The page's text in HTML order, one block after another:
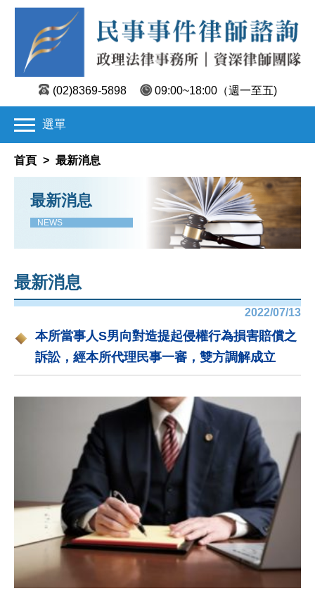
(02)8369-5898 09:00~18:00 （週一至五)
選單
首頁 > 最新消息
最新消息
NEWS
最新消息
2022/07/13
本所當事人S男向對造提起侵權行為損害賠償之
訴訟，經本所代理民事一審，雙方調解成立